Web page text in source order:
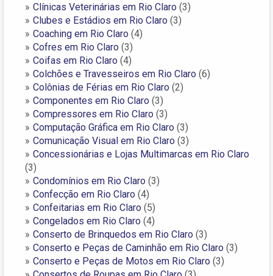
Clínicas Veterinárias em Rio Claro (3)
Clubes e Estádios em Rio Claro (3)
Coaching em Rio Claro (4)
Cofres em Rio Claro (3)
Coifas em Rio Claro (4)
Colchões e Travesseiros em Rio Claro (6)
Colônias de Férias em Rio Claro (2)
Componentes em Rio Claro (3)
Compressores em Rio Claro (3)
Computação Gráfica em Rio Claro (3)
Comunicação Visual em Rio Claro (3)
Concessionárias e Lojas Multimarcas em Rio Claro
(3)
Condomínios em Rio Claro (3)
Confecção em Rio Claro (4)
Confeitarias em Rio Claro (5)
Congelados em Rio Claro (4)
Conserto de Brinquedos em Rio Claro (3)
Conserto e Peças de Caminhão em Rio Claro (3)
Conserto e Peças de Motos em Rio Claro (3)